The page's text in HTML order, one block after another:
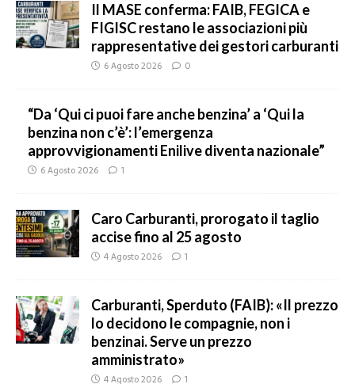
Il MASE conferma: FAIB, FEGICA e
FIGISC restano le associazioni più
rappresentative dei gestori carburanti
6 Agosto 2026 0
“Da ‘Qui ci puoi fare anche benzina’ a ‘Qui la
benzina non c’è’: l’emergenza
approvvigionamenti Enilive diventa nazionale”
6 Agosto 2026 1
Caro Carburanti, prorogato il taglio
accise fino al 25 agosto
4 Agosto 2026 1
Carburanti, Sperduto (FAIB): «Il prezzo
lo decidono le compagnie, non i
benzinai. Serve un prezzo
amministrato»
4 Agosto 2026 1